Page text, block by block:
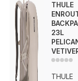
THULE
23L
THULE